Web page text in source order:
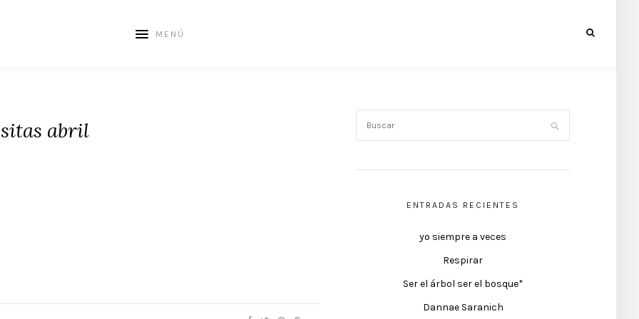
MENÚ
abril
ENTRADAS RECIENTES
yo siempre a veces
Respirar
Ser el árbol ser el bosque*
Dannae Saranich